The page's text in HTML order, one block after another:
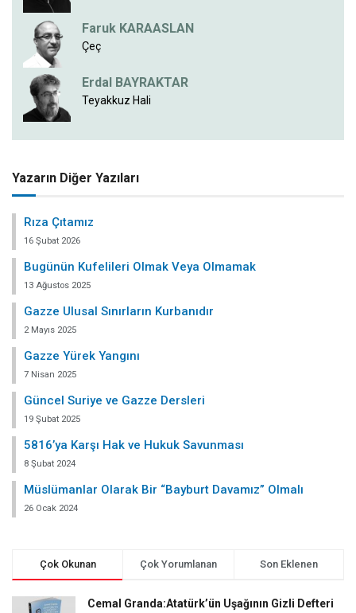
Faruk KARAASLAN
Çeç
Erdal BAYRAKTAR
Teyakkuz Hali
Yazarın Diğer Yazıları
Rıza Çıtamız
16 Şubat 2026
Bugünün Kufelileri Olmak Veya Olmamak
13 Ağustos 2025
Gazze Ulusal Sınırların Kurbanıdır
2 Mayıs 2025
Gazze Yürek Yangını
7 Nisan 2025
Güncel Suriye ve Gazze Dersleri
19 Şubat 2025
5816’ya Karşı Hak ve Hukuk Savunması
8 Şubat 2024
Müslümanlar Olarak Bir “Bayburt Davamız” Olmalı
26 Ocak 2024
Çok Okunan Çok Yorumlanan Son Eklenen
Cemal Granda:Atatürk’ün Uşağının Gizli Defteri